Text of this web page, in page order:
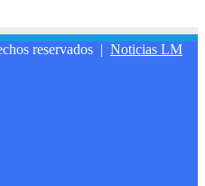
reservados | Noticias LM